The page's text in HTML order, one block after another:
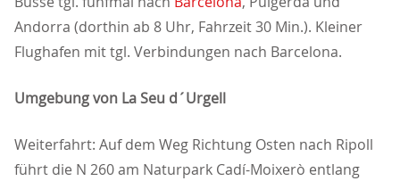
Andorra (dorthin ab 8 Uhr, Fahrzeit 30 Min.). Kleiner
Flughafen mit tgl. Verbindungen nach Barcelona.
Umgebung von La Seu d´Urgell
Weiterfahrt: Auf dem Weg Richtung Osten nach Ripoll
führt die N 260 am Naturpark Cadí-Moixerò entlang